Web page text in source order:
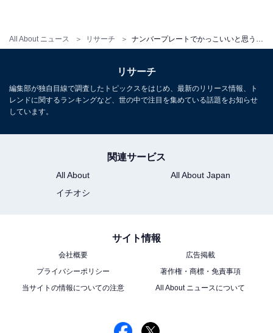
All About ニュース リサーチ
1 2
リサーチ
編集部が独自目線で調査したトピックスをはじめ、最新のリリース情報、ト
レンドに関するランキングなど、世の中で注目を集めている話題をお知らせ
しています。
関連サービス
All About
All About Japan
イチオシ
サイト情報
会社概要
広告掲載
プライバシーポリシー
著作権・商標・免責事項
当サイトの情報についての注意
All About ニュースについて